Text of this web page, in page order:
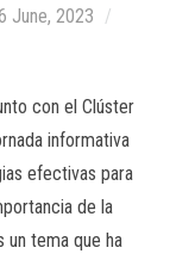
June, 2023
con el Clúster
informativa
efectivas para
de la
un tema que ha